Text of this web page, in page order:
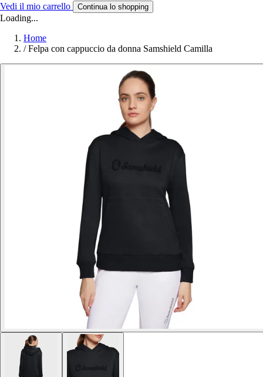
Vedi il mio carrello Continua lo shopping
Loading...
Home
/ Felpa con cappuccio da donna Samshield Camilla